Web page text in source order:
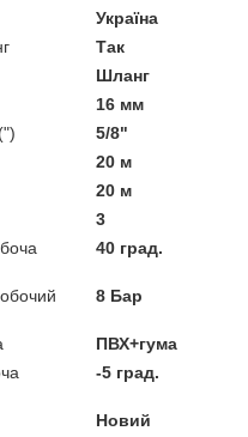
Україна
Так
Шланг
16 мм
5/8"
20 м
20 м
3
40 град.
8 Бар
ПВХ+гума
-5 град.
Новий